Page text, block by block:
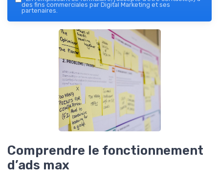
des fins commerciales par Digital Marketing et ses
partenaires.
Comprendre le fonctionnement
d’ads max